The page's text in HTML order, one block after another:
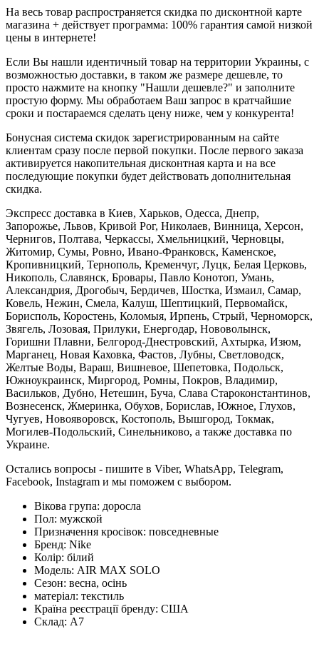
На весь товар распространяется скидка по дисконтной карте
магазина + действует программа: 100% гарантия самой низкой
цены в интернете!
Если Вы нашли идентичный товар на территории Украины, с
возможностью доставки, в таком же размере дешевле, то
просто нажмите на кнопку "Нашли дешевле?" и заполните
простую форму. Мы обработаем Ваш запрос в кратчайшие
сроки и постараемся сделать цену ниже, чем у конкурента!
Бонусная система скидок зарегистрированным на сайте
клиентам сразу после первой покупки. После первого заказа
активируется накопительная дисконтная карта и на все
последующие покупки будет действовать дополнительная
скидка.
Экспресс доставка в Киев, Харьков, Одесса, Днепр,
Запорожье, Львов, Кривой Рог, Николаев, Винница, Херсон,
Чернигов, Полтава, Черкассы, Хмельницкий, Черновцы,
Житомир, Сумы, Ровно, Ивано-Франковск, Каменское,
Кропивницкий, Тернополь, Кременчуг, Луцк, Белая Церковь,
Никополь, Славянск, Бровары, Павло Конотоп, Умань,
Александрия, Дрогобыч, Бердичев, Шостка, Измаил, Самар,
Ковель, Нежин, Смела, Калуш, Шептицкий, Первомайск,
Борисполь, Коростень, Коломыя, Ирпень, Стрый, Черноморск,
Звягель, Лозовая, Прилуки, Енергодар, Нововолынск,
Горишни Плавни, Белгород-Днестровский, Ахтырка, Изюм,
Марганец, Новая Каховка, Фастов, Лубны, Светловодск,
Желтые Воды, Вараш, Вишневое, Шепетовка, Подольск,
Южноукраинск, Миргород, Ромны, Покров, Владимир,
Васильков, Дубно, Нетешин, Буча, Слава Староконстантинов,
Вознесенск, Жмеринка, Обухов, Борислав, Южное, Глухов,
Чугуев, Новояворовск, Костополь, Вышгород, Токмак,
Могилев-Подольский, Синельниково, а также доставка по
Украине.
Остались вопросы - пишите в Viber, WhatsApp, Telegram,
Facebook, Instagram и мы поможем с выбором.
Вікова група: доросла
Пол: мужской
Призначення кросівок: повседневные
Бренд: Nike
Колір: білий
Модель: AIR MAX SOLO
Сезон: весна, осінь
матеріал: текстиль
Країна реєстрації бренду: США
Склад: А7